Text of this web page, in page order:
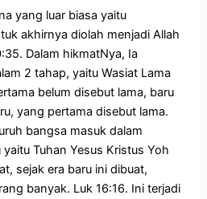
yang luar biasa yaitu
akhirnya diolah menjadi Allah
Dalam hikmatNya, Ia
2 tahap, yaitu Wasiat Lama
belum disebut lama, baru
yang pertama disebut lama.
bangsa masuk dalam
Tuhan Yesus Kristus Yoh
sejak era baru ini dibuat,
banyak. Luk 16:16. Ini terjadi